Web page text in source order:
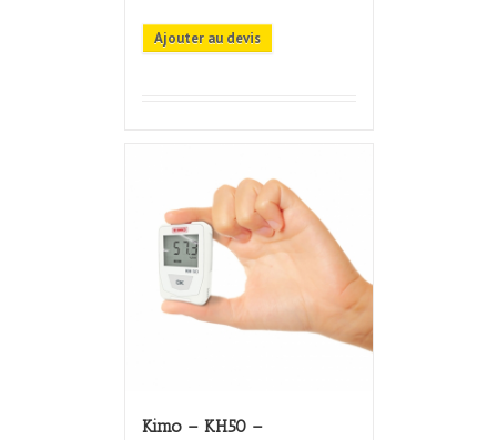
Ajouter au devis
Kimo – KH50 –